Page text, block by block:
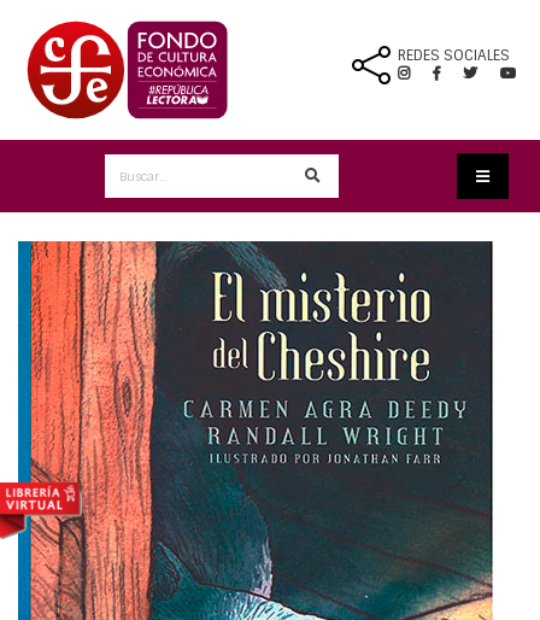
REDES SOCIALES